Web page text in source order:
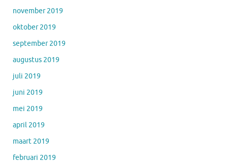
november 2019
oktober 2019
september 2019
augustus 2019
juli 2019
juni 2019
mei 2019
april 2019
maart 2019
februari 2019